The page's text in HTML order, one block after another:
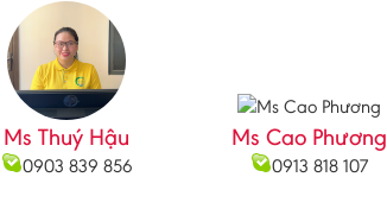
Ms Thuý Hậu
0903 839 856
Ms Cao Phương
0913 818 107